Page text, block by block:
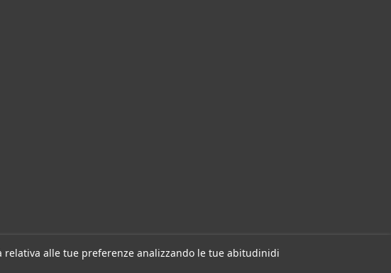
alle tue preferenze analizzando le tue abitudinidi